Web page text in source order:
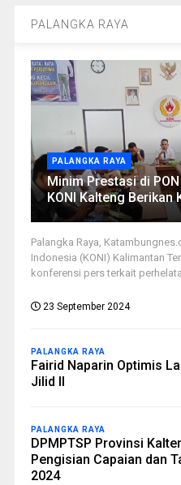
PALANGKA RAYA
PALANGKA RAYA
Minim Prestasi di
KONI Kalteng Berikan
Palangka Raya,
Indonesia (KONI) Kalimantan
konferensi pers terkait
23 September 2024
PALANGKA RAYA
Fairid Naparin Optimis
Jilid II
PALANGKA RAYA
DPMPTSP Provinsi
Pengisian Capaian dan
2024